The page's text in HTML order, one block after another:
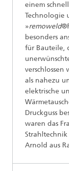
einem
Technologie
»remoweld
besonders
für Bauteile,
verschlossen
als nahezu
elektrische
Druckguss
waren das
Arnold aus